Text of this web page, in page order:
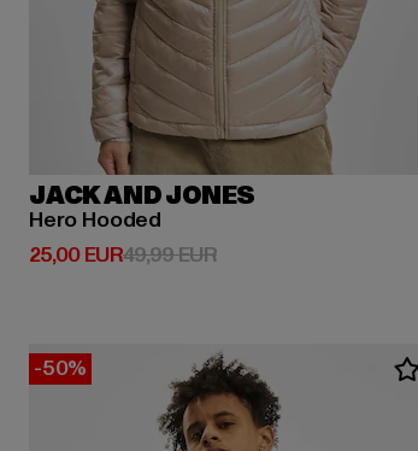
JACK AND JONES
Hero Hooded
25,00 EUR
Derzeitiger Preis: 25,00 EUR
49,99 EURAktionspreis: 49,99 EUR
-50%